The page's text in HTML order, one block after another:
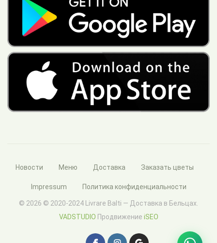
Новости Меню Доставка Заказать цветы
Impressum Политика конфиденциальности
© 2026 © 2020-2024 Livrare Balti — Доставка в Бельцах.
VADSTUDIO Продвижение iSEO